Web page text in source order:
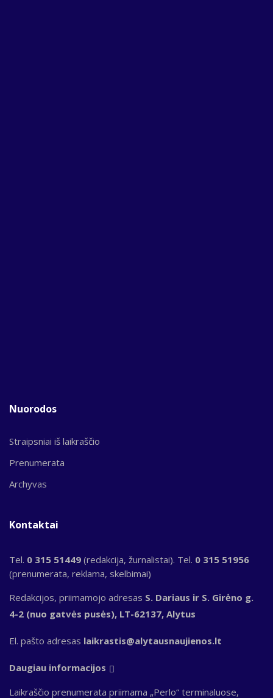
Nuorodos
Straipsniai iš laikraščio
Prenumerata
Archyvas
Kontaktai
Tel. 0 315 51449 (redakcija, žurnalistai). Tel. 0 315 51956
(prenumerata, reklama, skelbimai)
Redakcijos, priimamojo adresas S. Dariaus ir S. Girėno g.
4-2 (nuo gatvės pusės), LT-62137, Alytus
El. pašto adresas laikrastis@alytausnaujienos.lt
Daugiau informacijos
Laikraščio prenumerata priimama „Perlo“ terminaluose,